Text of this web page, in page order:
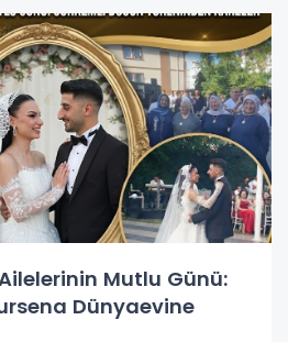
Mutlu Günü:
Dünyaevine